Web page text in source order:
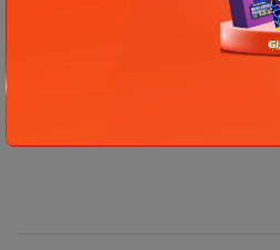
việc quản lý nhà trường, hỗ
và giúp học sinh học tập tốt
chúng tôi để được tư vấn